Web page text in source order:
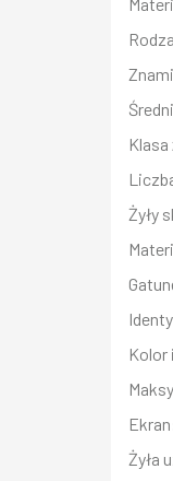
Klasa
Żyły
Kolor
Żyła